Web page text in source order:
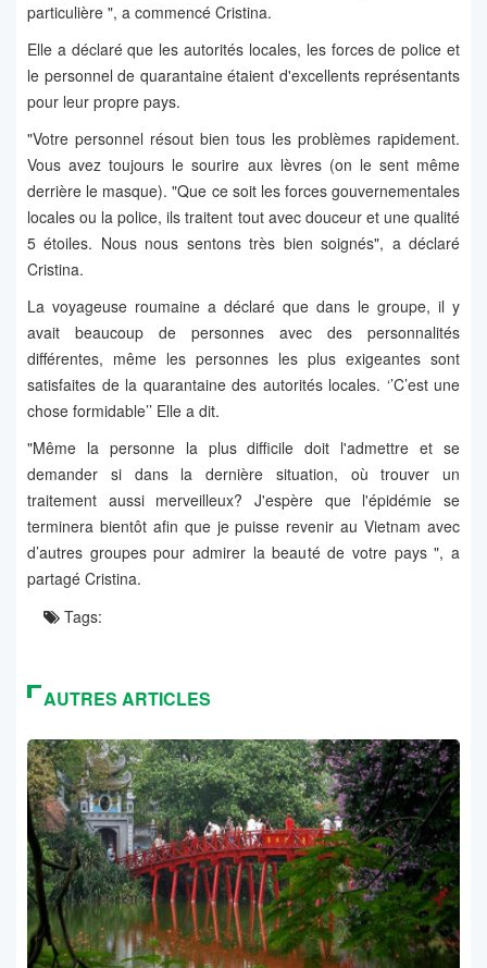
particulière ", a commencé Cristina.
Elle a déclaré que les autorités locales, les forces de police et
le personnel de quarantaine étaient d'excellents représentants
pour leur propre pays.
"Votre personnel résout bien tous les problèmes rapidement.
Vous avez toujours le sourire aux lèvres (on le sent même
derrière le masque). "Que ce soit les forces gouvernementales
locales ou la police, ils traitent tout avec douceur et une qualité
5 étoiles. Nous nous sentons très bien soignés", a déclaré
Cristina.
La voyageuse roumaine a déclaré que dans le groupe, il y
avait beaucoup de personnes avec des personnalités
différentes, même les personnes les plus exigeantes sont
satisfaites de la quarantaine des autorités locales. ‘’C’est une
chose formidable’’ Elle a dit.
"Même la personne la plus difficile doit l'admettre et se
demander si dans la dernière situation, où trouver un
traitement aussi merveilleux? J'espère que l'épidémie se
terminera bientôt afin que je puisse revenir au Vietnam avec
d’autres groupes pour admirer la beauté de votre pays ", a
partagé Cristina.
Tags:
AUTRES ARTICLES